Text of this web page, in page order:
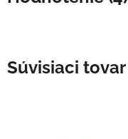
Súvisiaci tovar